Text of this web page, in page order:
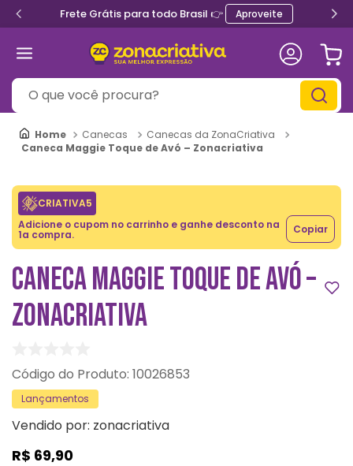
Frete Grátis para todo Brasil 👉 Aproveite
O que você procura?
Canecas
Canecas da ZonaCriativa
Caneca Maggie Toque de Avó – Zonacriativa
CRIATIVA5
Adicione o cupom no carrinho e ganhe desconto na
1a compra. Copiar
CANECA MAGGIE TOQUE DE AVÓ –
ZONACRIATIVA
: 10026853
Lançamentos
Vendido por: zonacriativa
R$ 69,90